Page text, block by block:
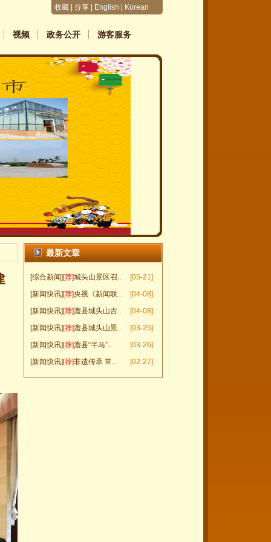
收藏 分享 English Korean
视频 政务公开 游客服务
最新文章
[05-21]
[综合新闻][荐]城头山景区召..
[04-08]
[新闻快讯][荐]央视《新闻联..
[04-08]
[新闻快讯][荐]澧县城头山古..
[03-25]
[新闻快讯][荐]澧县城头山景..
[03-26]
[新闻快讯][荐]澧县“半马”..
[02-27]
[新闻快讯][荐]非遗传承 常..